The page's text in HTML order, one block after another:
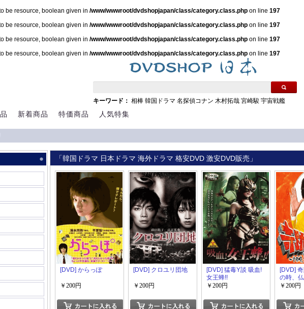
be resource, boolean given in /www/wwwroot/dvdshopjapan/class/category.class.php on line 197
be resource, boolean given in /www/wwwroot/dvdshopjapan/class/category.class.php on line 197
be resource, boolean given in /www/wwwroot/dvdshopjapan/class/category.class.php on line 197
be resource, boolean given in /www/wwwroot/dvdshopjapan/class/category.class.php on line 197
キーワード： 相棒 韓国ドラマ 名探偵コナン 木村拓哉 宮崎駿 宇宙戦艦
新着商品 特価商品 人気特集
「韓国ドラマ 日本ドラマ 海外ドラマ 格安DVD 激安DVD販売」
[DVD] からっぽ
￥200円
[DVD] クロユリ団地
￥200円
[DVD] 猛毒Y談 吸血!
女王蜂!!
￥200円
[DVD]
の時、
た！~
￥200円